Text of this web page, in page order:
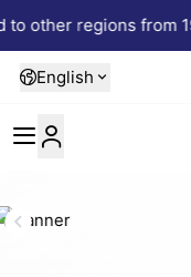
regions from 199
English